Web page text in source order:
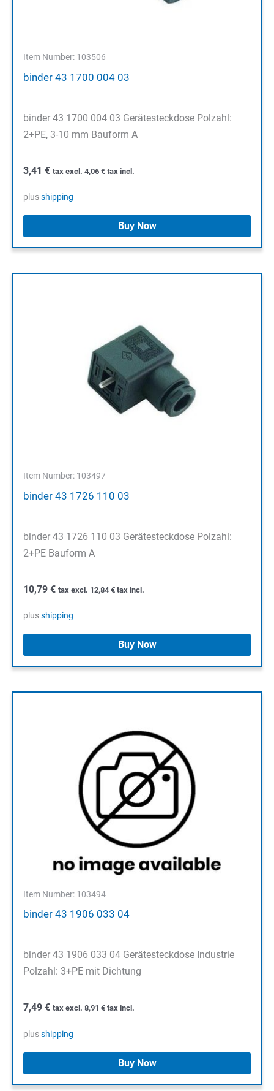
Item Number: 103506
binder 43 1700 004 03
binder 43 1700 004 03 Gerätesteckdose Polzahl:
2+PE, 3-10 mm Bauform A
3,41 € tax excl. 4,06 € tax incl.
plusshipping
Buy Now
Item Number: 103497
binder 43 1726 110 03
binder 43 1726 110 03 Gerätesteckdose Polzahl:
2+PE Bauform A
10,79 € tax excl. 12,84 € tax incl.
plusshipping
Buy Now
Item Number: 103494
binder 43 1906 033 04
binder 43 1906 033 04 Gerätesteckdose Industrie
Polzahl: 3+PE mit Dichtung
7,49 € tax excl. 8,91 € tax incl.
plusshipping
Buy Now